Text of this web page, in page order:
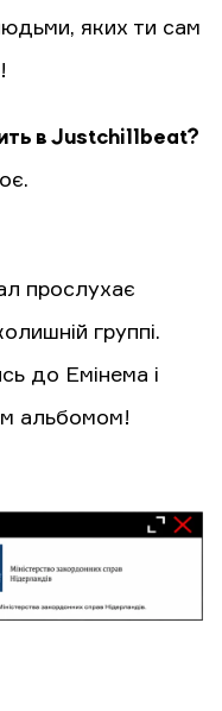
яких ти сам
в Justchillbeat?
прослухає
группі.
до Емінема і
альбомом!